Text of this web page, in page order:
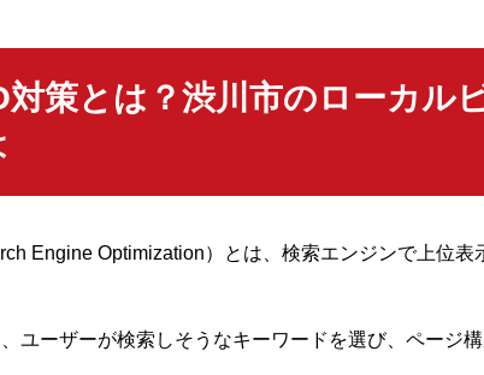
対策とは？渋川市のローカル
Engine Optimization）とは、検索エンジンで上位表
ユーザーが検索しそうなキーワードを選び、ページ